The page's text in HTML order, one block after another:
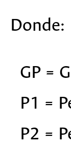
Donde:
GP =
P1 =
P2 =